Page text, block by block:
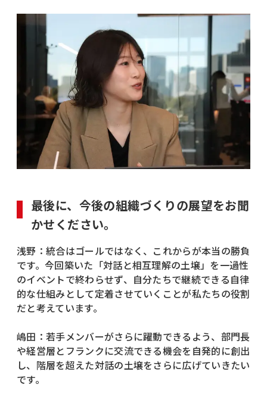
最後に、今後の組織づくりの展望をお聞
かせください。
浅野：統合はゴールではなく、これからが本当の勝負
です。今回築いた「対話と相互理解の土壌」を一過性
のイベントで終わらせず、自分たちで継続できる自律
的な仕組みとして定着させていくことが私たちの役割
だと考えています。
嶋田：若手メンバーがさらに躍動できるよう、部門長
や経営層とフランクに交流できる機会を自発的に創出
し、階層を超えた対話の土壌をさらに広げていきたい
です。